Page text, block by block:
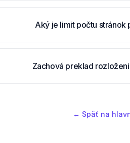
Aký je limit počtu stránok
Zachová preklad
← Späť na